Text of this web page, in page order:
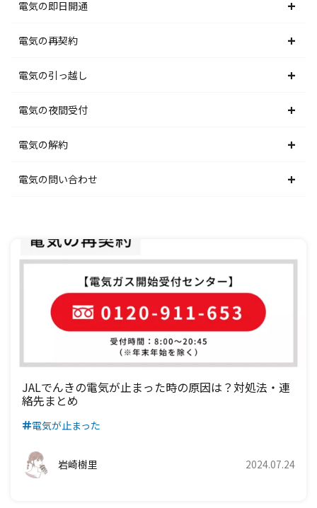
北海道電力エリア
東北電力エリア
東京電力エリア
北陸電力エリア
中部電力エリア
関西電力エリア
四国電力エリア
九州電力エリア
電気の即日開通
北海道電力エリア
東北電力エリア
東京電力エリア
北陸電力エリア
中部電力エリア
中国電力エリア
四国電力エリア
九州電力エリア
電気の再契約
北海道電力エリア
東北電力エリア
東京電力エリア
北陸電力エリア
関西電力エリア
中国電力エリア
四国電力エリア
電気の引っ越し
北海道電力エリア
東北電力エリア
東京電力エリア
中部電力エリア
関西電力エリア
中国電力エリア
九州電力エリア
電気の夜間受付
北海道電力エリア
東北電力エリア
北陸電力エリア
中部電力エリア
関西電力エリア
四国電力エリア
電気の解約
北海道電力エリア
東京電力エリア
北陸電力エリア
中部電力エリア
中国電力エリア
九州電力エリア
電気の問い合わせ
東北電力エリア
東京電力エリア
北陸電力エリア
関西電力エリア
四国電力エリア
JALでんきの電気が止まった時の原因は？対処法・連
絡先まとめ
電気が止まった
岩崎樹里 2024.07.24